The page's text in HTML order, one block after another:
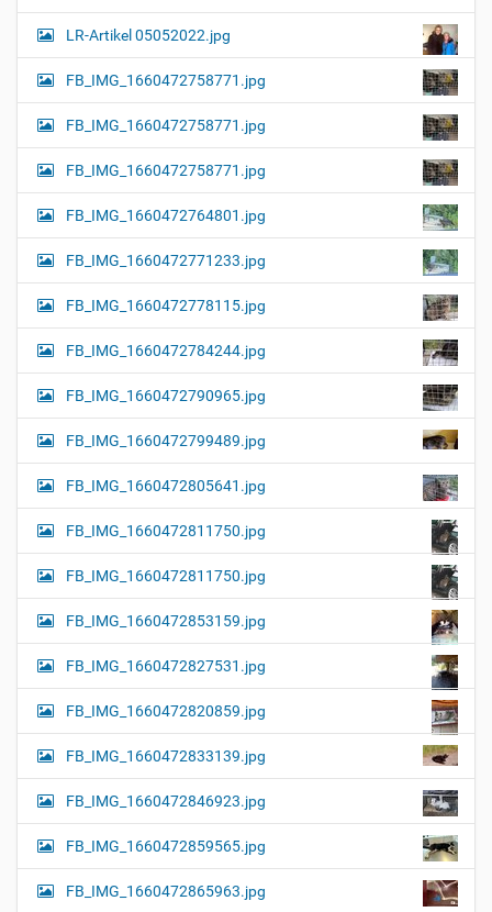
LR-Artikel 05052022.jpg
FB_IMG_1660472758771.jpg
FB_IMG_1660472758771.jpg
FB_IMG_1660472758771.jpg
FB_IMG_1660472764801.jpg
FB_IMG_1660472771233.jpg
FB_IMG_1660472778115.jpg
FB_IMG_1660472784244.jpg
FB_IMG_1660472790965.jpg
FB_IMG_1660472799489.jpg
FB_IMG_1660472805641.jpg
FB_IMG_1660472811750.jpg
FB_IMG_1660472811750.jpg
FB_IMG_1660472853159.jpg
FB_IMG_1660472827531.jpg
FB_IMG_1660472820859.jpg
FB_IMG_1660472833139.jpg
FB_IMG_1660472846923.jpg
FB_IMG_1660472859565.jpg
FB_IMG_1660472865963.jpg